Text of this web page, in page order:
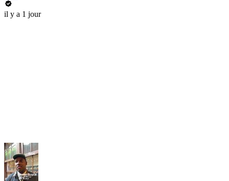
il y a 1 jour